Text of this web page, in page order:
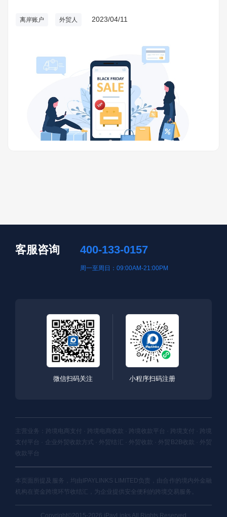
全和稳定。
离岸账户 外贸人 2023/04/11
客服咨询 400-133-0157
周一至周日：09:00AM-21:00PM
微信扫码关注 小程序扫码注册
主营业务：跨境电商支付 · 跨境电商收款 · 跨境收款平台 · 跨境支付 · 跨境
支付平台 · 企业外贸收款方式 · 外贸结汇 · 外贸收款 · 外贸B2B收款 · 外贸
收款平台
本页面所提及服务，均由IPAYLINKS LIMITED负责，由合作的境内外金融
机构在资金跨境环节收结汇，为企业提供安全便利的跨境交易服务。
Copyright©2015-2026 iPayLinks All Rights Reserved